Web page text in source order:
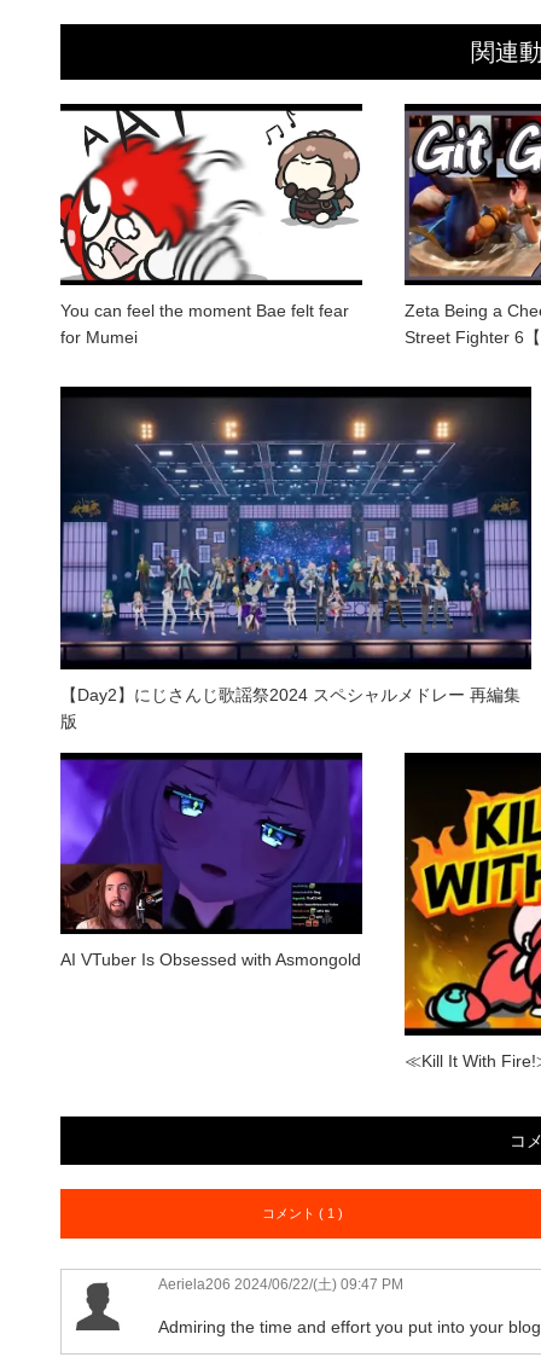
関連
You can feel the moment Bae felt fear
for Mumei
Zeta Being a
Street Fighter 6
【Day2】にじさんじ歌謡祭2024 スペシャルメドレー 再編集
版
AI VTuber Is Obsessed with Asmongold
≪Kill It With
コ
コメント ( 1 )
Aeriela206 2024/06/22/(土) 09:47 PM
Admiring the time and effort you put into your